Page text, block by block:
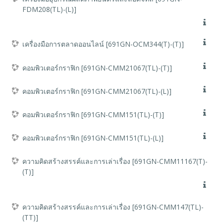
FDM208(TL)-(L)]
เครื่องมือการตลาดออนไลน์ [691GN-OCM344(T)-(T)]
คอมพิวเตอร์กราฟิก [691GN-CMM21067(TL)-(T)]
คอมพิวเตอร์กราฟิก [691GN-CMM21067(TL)-(L)]
คอมพิวเตอร์กราฟิก [691GN-CMM151(TL)-(T)]
คอมพิวเตอร์กราฟิก [691GN-CMM151(TL)-(L)]
ความคิดสร้างสรรค์และการเล่าเรื่อง [691GN-CMM11167(T)-
(T)]
ความคิดสร้างสรรค์และการเล่าเรื่อง [691GN-CMM147(TL)-
(TT)]